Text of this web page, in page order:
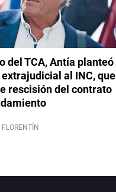
del TCA, Antía planteó
al INC, que
rescisión del contrato
FLORENTÍN